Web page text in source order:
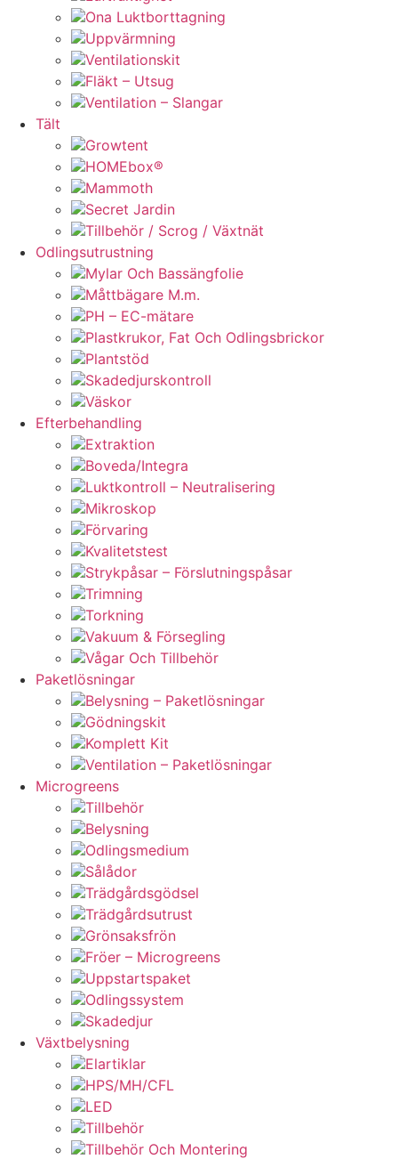
Ona Luktborttagning
Uppvärmning
Ventilationskit
Fläkt – Utsug
Ventilation – Slangar
Tält
Growtent
HOMEbox®
Mammoth
Secret Jardin
Tillbehör / Scrog / Växtnät
Odlingsutrustning
Mylar Och Bassängfolie
Måttbägare M.m.
PH – EC-mätare
Plastkrukor, Fat Och Odlingsbrickor
Plantstöd
Skadedjurskontroll
Väskor
Efterbehandling
Extraktion
Boveda/Integra
Luktkontroll – Neutralisering
Mikroskop
Förvaring
Kvalitetstest
Strykpåsar – Förslutningspåsar
Trimning
Torkning
Vakuum & Försegling
Vågar Och Tillbehör
Paketlösningar
Belysning – Paketlösningar
Gödningskit
Komplett Kit
Ventilation – Paketlösningar
Microgreens
Tillbehör
Belysning
Odlingsmedium
Sålådor
Trädgårdsgödsel
Trädgårdsutrust
Grönsaksfrön
Fröer – Microgreens
Uppstartspaket
Odlingssystem
Skadedjur
Växtbelysning
Elartiklar
HPS/MH/CFL
LED
Tillbehör
Tillbehör Och Montering